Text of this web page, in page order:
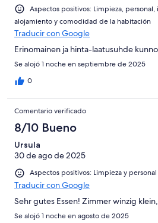
Aspectos positivos: Limpieza,
alojamiento y comodidad de la habitación
Traducir con Google
Erinomainen ja hinta-laatusuhde
Se alojó 1 noche en septiembre de 2025
0
Comentario verificado
8/10 Bueno
Ursula
30 de ago de 2025
Aspectos positivos: Limpieza y personal
Traducir con Google
Sehr gutes Essen! Zimmer winzig
Se alojó 1 noche en agosto de 2025